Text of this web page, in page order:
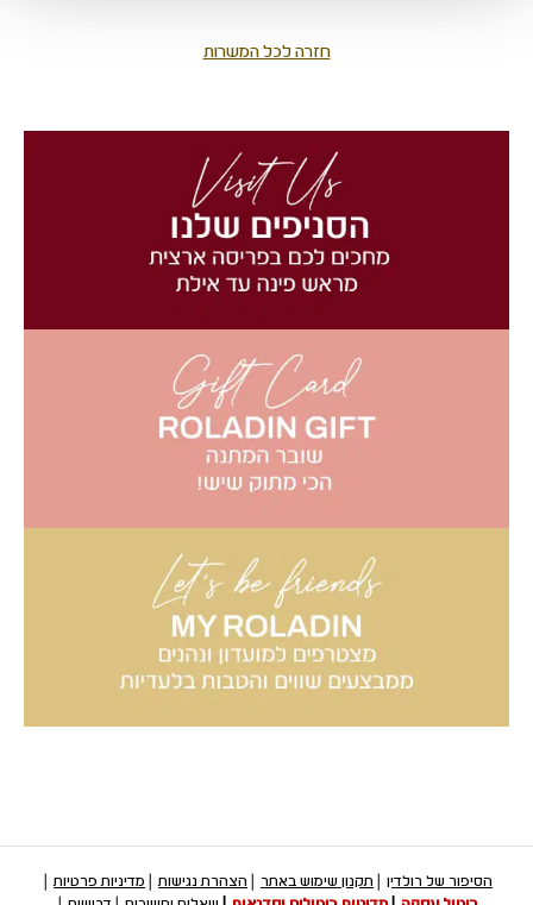
חזרה לכל המשרות
הסיפור של רולדין תקנון שימוש באתר הצהרת נגישות
מדיניות פרטיות